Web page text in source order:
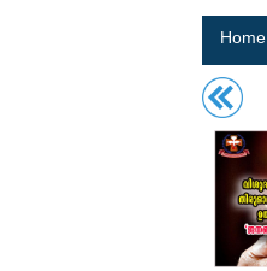
Home